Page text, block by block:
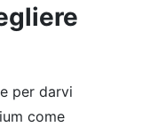
per darvi
come